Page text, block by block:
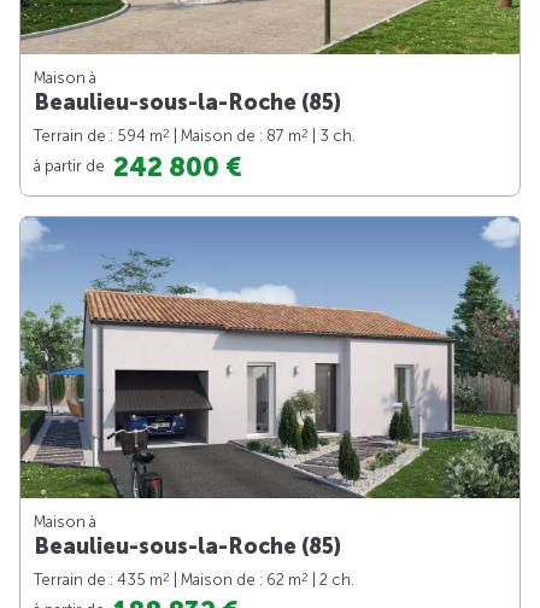
Maison à
Beaulieu-sous-la-Roche (85)
Terrain de : 594 m2 | Maison de : 87 m2
| 3 ch.
à partir de 242 800 €
Maison à
Beaulieu-sous-la-Roche (85)
Terrain de : 435 m2 | Maison de : 62 m2
| 2 ch.